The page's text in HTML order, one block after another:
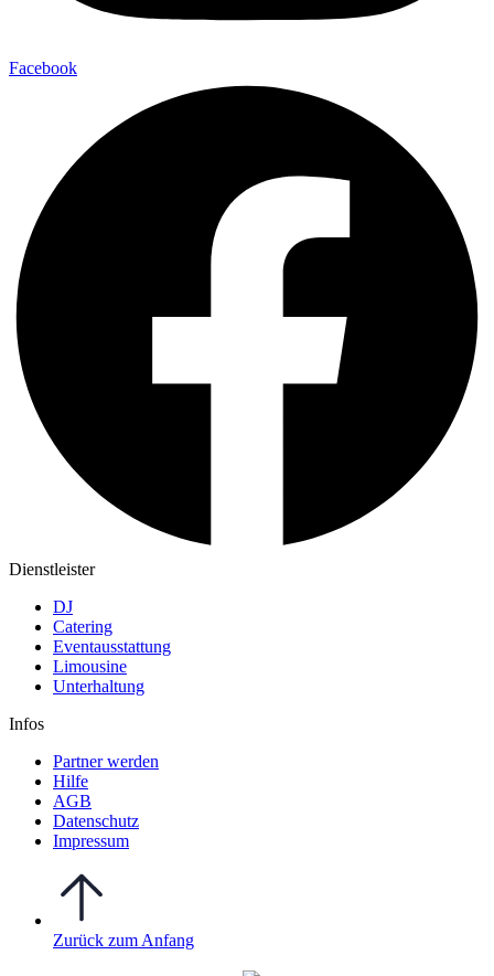
Facebook
Dienstleister
DJ
Catering
Eventausstattung
Limousine
Unterhaltung
Infos
Partner werden
Hilfe
AGB
Datenschutz
Impressum
Zurück zum Anfang